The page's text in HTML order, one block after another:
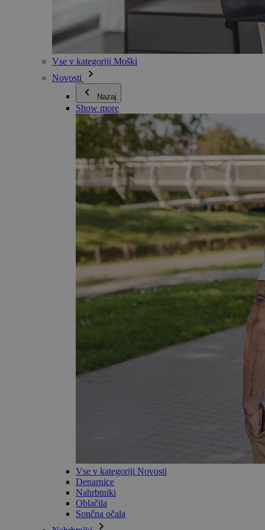
Vse v kategoriji Moški
Novosti
Nazaj
Show more
Vse v kategoriji Novosti
Denarnice
Nahrbtniki
Oblačila
Sončna očala